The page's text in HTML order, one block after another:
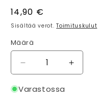
Normaalihinta
14,90 €
Sisältää verot.Toimituskulut
Määrä
Määrä
Vähennä
tuotteen
Nestesaippua
Lisää
tuotteen
Varastossa